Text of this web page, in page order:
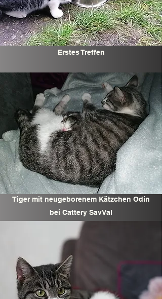
Erstes Treffen
Tiger mit neugeborenem Kätzchen Odin
bei Cattery SavVal